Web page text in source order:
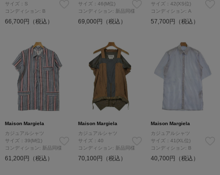
サイズ：S
コンディション: B
66,700円（税込）
サイズ：46(M位)
コンディション: 新品同様
69,000円（税込）
サイズ：42(XS位)
コンディション: A
57,700円（税込）
Maison Margiela
カジュアルシャツ
サイズ：39(M位)
コンディション: 新品同様
61,200円（税込）
Maison Margiela
カジュアルシャツ
サイズ：40
コンディション: 新品同様
70,100円（税込）
Maison Margiela
カジュアルシャツ
サイズ：41(XL位)
コンディション: B
40,700円（税込）